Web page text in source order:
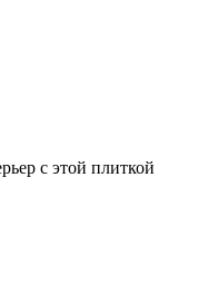
с этой плиткой